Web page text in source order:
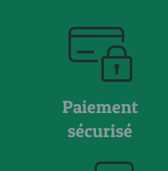
Paiement
sécurisé